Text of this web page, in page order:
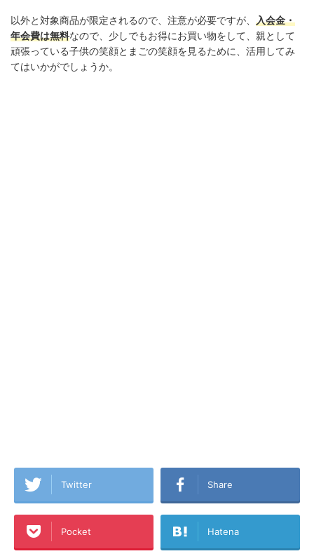
以外と対象商品が限定されるので、注意が必要ですが、 入会金・
年会費は無料なので、少しでもお得にお買い物をして、親として
頑張っている子供の笑顔とまごの笑顔を見るために、活用してみ
てはいかがでしょうか。
Twitter Share
Pocket Hatena